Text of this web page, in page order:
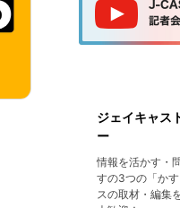
ジェイキャス
ー
情報を活かす・
すの3つの「か
スの取材・編集